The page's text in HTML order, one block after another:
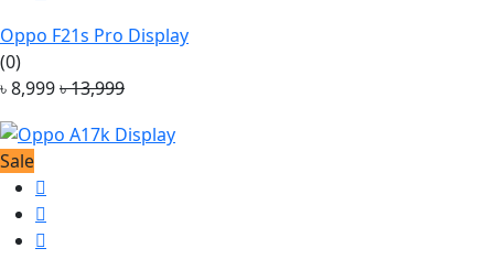
Oppo F21s Pro Display
(0)
৳ 8,999৳ 13,999
Sale